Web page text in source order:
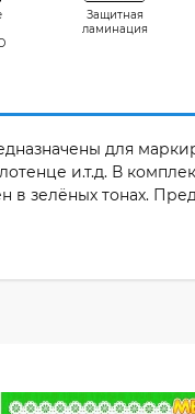
Защитная
ламинация
для
и.т.д. В
зелёных тонах.